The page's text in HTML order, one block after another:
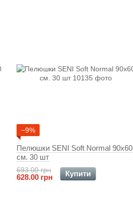
−9%
Пелюшки SENI Soft Normal 90x60
см. 30 шт
693.00 грн
628.00 грн Купити